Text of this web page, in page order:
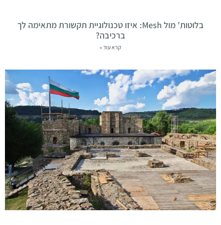
בלוטות' מול Mesh: איזו טכנולוגיית תקשורת מתאימה לך
ברכיבה?
קרא עוד »